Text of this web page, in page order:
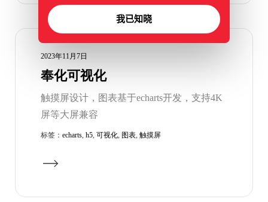
2023年11月7日
奉化可视化
触摸屏设计，图表基于echarts开发，支持4K
屏等大屏兼容
标签： echarts, h5, 可视化, 图表, 触摸屏
我已知晓